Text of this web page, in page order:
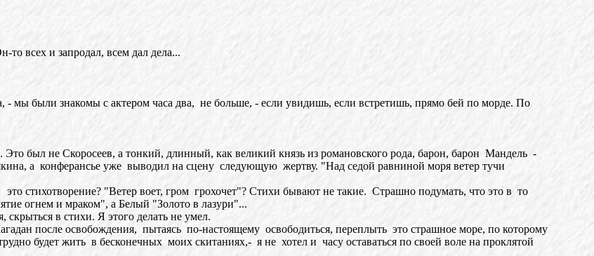
то всех и запродал, всем дал дела...
были знакомы с актером часа два, не больше, - если увидишь, если встретишь, прямо бей по морде. По
был не Скоросеев, а тонкий, длинный, как великий князь из романовского рода, барон, барон Мандель -
а конферансье уже выводил на сцену следующую жертву. "Над седой равниной моря ветер тучи
"Ветер воет, гром грохочет"? Стихи бывают не такие. Страшно подумать, что это в то
огнем и мраком", а Белый "Золото в лазури"...
скрыться в стихи. Я этого делать не умел.
после освобождения, пытаясь по-настоящему освободиться, переплыть это страшное море, по которому
будет жить в бесконечных моих скитаниях,- я не хотел и часу оставаться по своей воле на проклятой